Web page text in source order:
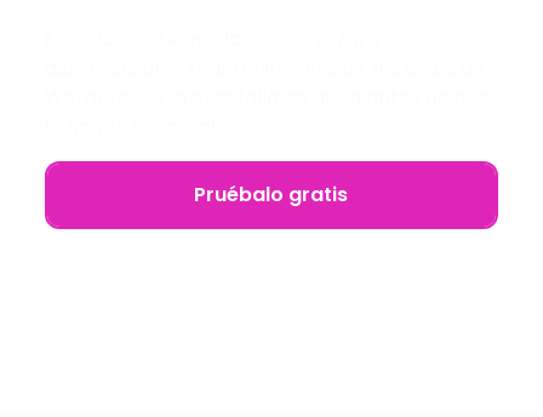
Pruébalo gratis